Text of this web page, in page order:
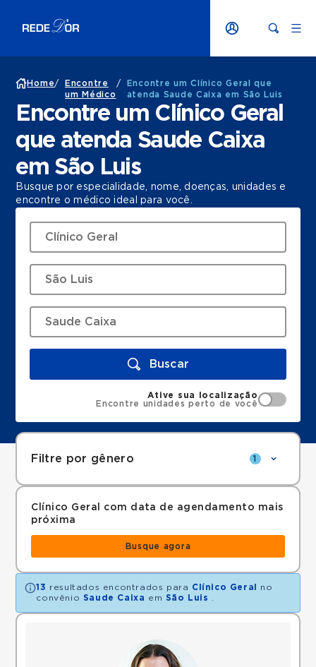
Home/
Encontre
um Médico
/
Encontre um Clínico Geral que
atenda Saude Caixa em São Luis
Encontre um Clínico Geral
que atenda Saude Caixa
em São Luis
Busque por especialidade, nome, doenças, unidades e
encontre o médico ideal para você.
Buscar
Ative sua localização
Encontre unidades perto de você
Filtre por gênero 1
Clínico Geral com data de agendamento mais
próxima
Busque agora
13 resultados encontrados para Clínico Geral
no
convênio Saude Caixa em São Luis